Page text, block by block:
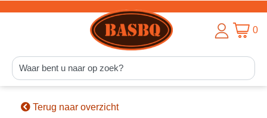
0
Terug naar overzicht